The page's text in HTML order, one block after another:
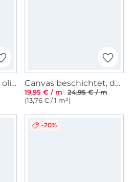
Canvas beschichtet, olivgrün Canvas beschichtet, dunkeljeansblau
19,95 € / m
24,95 € / m
(13,76 € / 1 m²)
-20%